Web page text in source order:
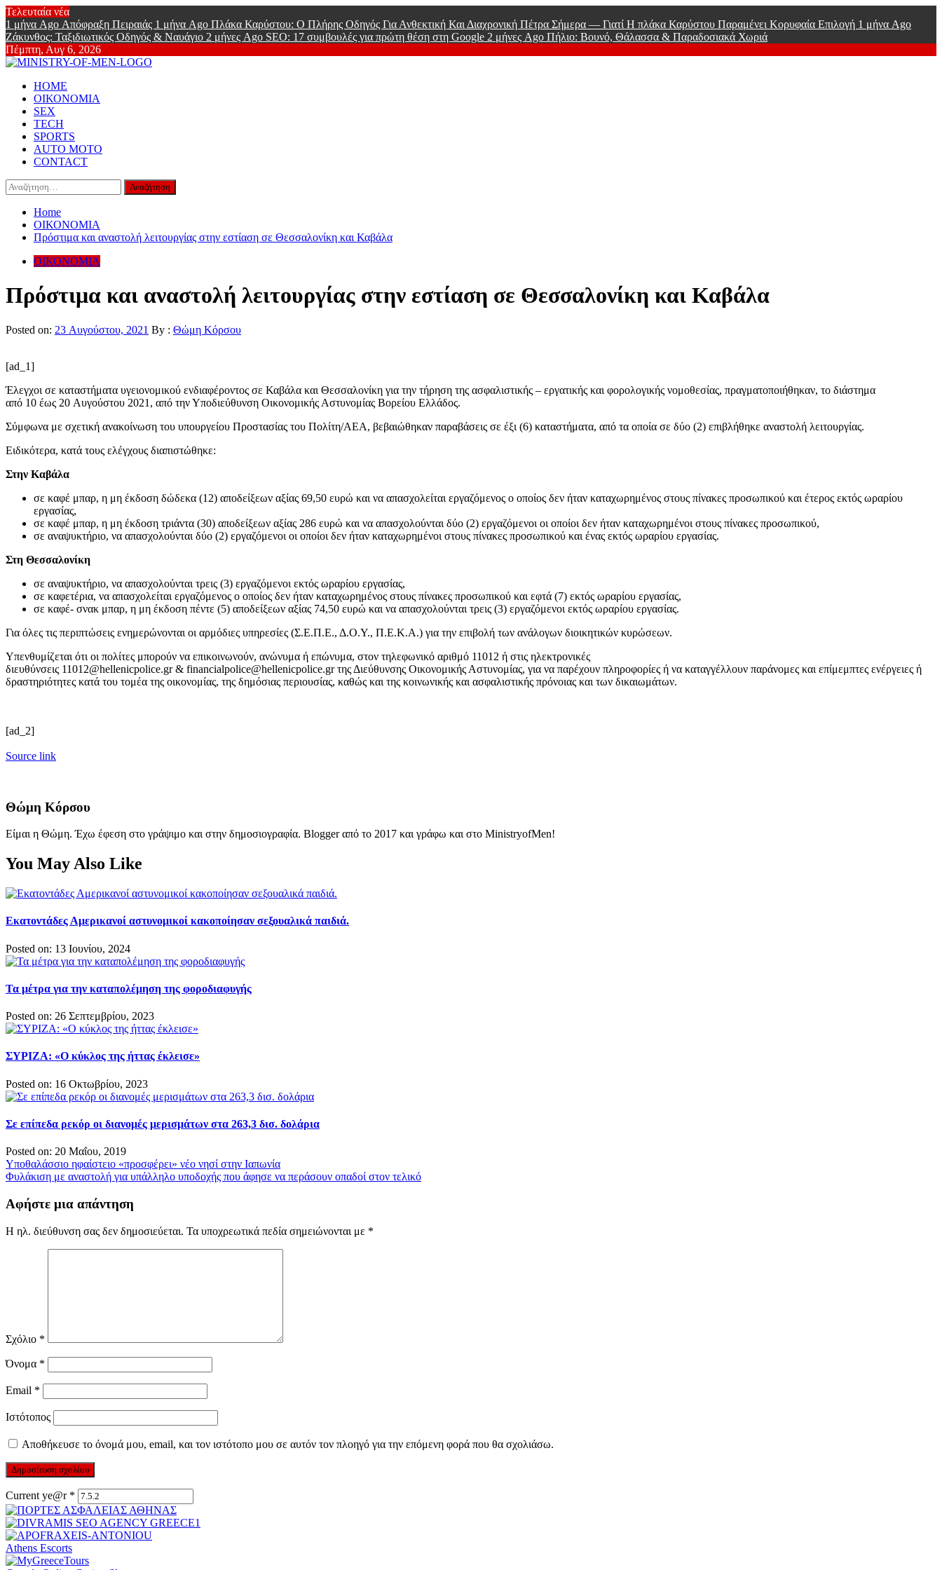
Skip
to
content
Τελευταία νέα
1 μήνα Ago Απόφραξη Πειραιάς 1 μήνα Ago Πλάκα Καρύστου: Ο Πλήρης Οδηγός Για Ανθεκτική Και Διαχρονική Πέτρα Σήμερα — Γιατί Η πλάκα Καρύστου Παραμένει Κορυφαία Επιλογή 1 μήνα Ago
Ζάκυνθος: Ταξιδιωτικός Οδηγός & Ναυάγιο 2 μήνες Ago SEO: 17 συμβουλές για πρώτη θέση στη Google 2 μήνες Ago Πήλιο: Βουνό, Θάλασσα & Παραδοσιακά Χωριά
Πέμπτη, Αυγ 6, 2026
Online Lifestyle περιοδικό για Aνδρες
Primary
Menu
HOME
ΟΙΚΟΝΟΜΙΑ
SEX
TECH
SPORTS
AUTO MOTO
CONTACT
Αναζήτηση
για:
Home
ΟΙΚΟΝΟΜΙΑ
Πρόστιμα και αναστολή λειτουργίας στην εστίαση σε Θεσσαλονίκη και Καβάλα
ΟΙΚΟΝΟΜΙΑ
Πρόστιμα και αναστολή λειτουργίας στην εστίαση σε Θεσσαλονίκη και Καβάλα
Posted on: 23 Αυγούστου, 2021 By : Θώμη Κόρσου
[ad_1]
Έλεγχοι σε καταστήματα υγειονομικού ενδιαφέροντος σε Καβάλα και Θεσσαλονίκη για την τήρηση της ασφαλιστικής – εργατικής και φορολογικής νομοθεσίας, πραγματοποιήθηκαν, το διάστημα
από 10 έως 20 Αυγούστου 2021, από την Υποδιεύθυνση Οικονομικής Αστυνομίας Βορείου Ελλάδος.
Σύμφωνα με σχετική ανακοίνωση του υπουργείου Προστασίας του Πολίτη/ΑΕΑ, βεβαιώθηκαν παραβάσεις σε έξι (6) καταστήματα, από τα οποία σε δύο (2) επιβλήθηκε αναστολή λειτουργίας.
Ειδικότερα, κατά τους ελέγχους διαπιστώθηκε:
Στην Καβάλα
σε καφέ μπαρ, η μη έκδοση δώδεκα (12) αποδείξεων αξίας 69,50 ευρώ και να απασχολείται εργαζόμενος ο οποίος δεν ήταν καταχωρημένος στους πίνακες προσωπικού και έτερος εκτός ωραρίου
εργασίας,
σε καφέ μπαρ, η μη έκδοση τριάντα (30) αποδείξεων αξίας 286 ευρώ και να απασχολούνται δύο (2) εργαζόμενοι οι οποίοι δεν ήταν καταχωρημένοι στους πίνακες προσωπικού,
σε αναψυκτήριο, να απασχολούνται δύο (2) εργαζόμενοι οι οποίοι δεν ήταν καταχωρημένοι στους πίνακες προσωπικού και ένας εκτός ωραρίου εργασίας.
Στη Θεσσαλονίκη
σε αναψυκτήριο, να απασχολούνται τρεις (3) εργαζόμενοι εκτός ωραρίου εργασίας,
σε καφετέρια, να απασχολείται εργαζόμενος ο οποίος δεν ήταν καταχωρημένος στους πίνακες προσωπικού και εφτά (7) εκτός ωραρίου εργασίας,
σε καφέ- σνακ μπαρ, η μη έκδοση πέντε (5) αποδείξεων αξίας 74,50 ευρώ και να απασχολούνται τρεις (3) εργαζόμενοι εκτός ωραρίου εργασίας.
Για όλες τις περιπτώσεις ενημερώνονται οι αρμόδιες υπηρεσίες (Σ.Ε.Π.Ε., Δ.Ο.Υ., Π.Ε.Κ.Α.) για την επιβολή των ανάλογων διοικητικών κυρώσεων.
Υπενθυμίζεται ότι οι πολίτες μπορούν να επικοινωνούν, ανώνυμα ή επώνυμα, στον τηλεφωνικό αριθμό 11012 ή στις ηλεκτρονικές
διευθύνσεις 11012@hellenicpolice.gr & financialpolice@hellenicpolice.gr της Διεύθυνσης Οικονομικής Αστυνομίας, για να παρέχουν πληροφορίες ή να καταγγέλλουν παράνομες και επίμεμπτες ενέργειες ή
δραστηριότητες κατά του τομέα της οικονομίας, της δημόσιας περιουσίας, καθώς και της κοινωνικής και ασφαλιστικής πρόνοιας και των δικαιωμάτων.
[ad_2]
Source link
Θώμη Κόρσου
Είμαι η Θώμη. Έχω έφεση στο γράψιμο και στην δημοσιογραφία. Blogger από το 2017 και γράφω και στο MinistryofMen!
You May Also Like
Εκατοντάδες Αμερικανοί αστυνομικοί κακοποίησαν σεξουαλικά παιδιά.
Posted on: 13 Ιουνίου, 2024
Τα μέτρα για την καταπολέμηση της φοροδιαφυγής
Posted on: 26 Σεπτεμβρίου, 2023
ΣΥΡΙΖΑ: «Ο κύκλος της ήττας έκλεισε»
Posted on: 16 Οκτωβρίου, 2023
Σε επίπεδα ρεκόρ οι διανομές μερισμάτων στα 263,3 δισ. δολάρια
Posted on: 20 Μαΐου, 2019
Πλοήγηση
άρθρων
Υποθαλάσσιο ηφαίστειο «προσφέρει» νέο νησί στην Ιαπωνία
Φυλάκιση με αναστολή για υπάλληλο υποδοχής που άφησε να περάσουν οπαδοί στον τελικό
Αφήστε μια απάντηση
Η ηλ. διεύθυνση σας δεν δημοσιεύεται. Τα υποχρεωτικά πεδία σημειώνονται με *
Σχόλιο *
Όνομα *
Email *
Ιστότοπος
Αποθήκευσε το όνομά μου, email, και τον ιστότοπο μου σε αυτόν τον πλοηγό για την επόμενη φορά που θα σχολιάσω.
Current ye@r *
Athens Escorts